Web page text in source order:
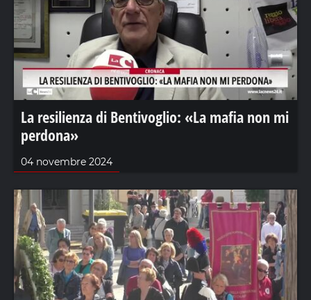
La resilienza di Bentivoglio: «La mafia non mi
perdona»
04 novembre 2024